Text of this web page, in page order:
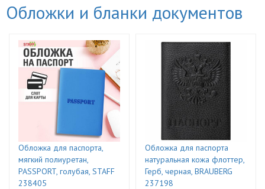
Обложки и бланки документов
Обложка для паспорта,
мягкий полиуретан,
PASSPORT, голубая, STAFF
238405
Обложка для паспорта
натуральная кожа флоттер,
Герб, черная, BRAUBERG
237198